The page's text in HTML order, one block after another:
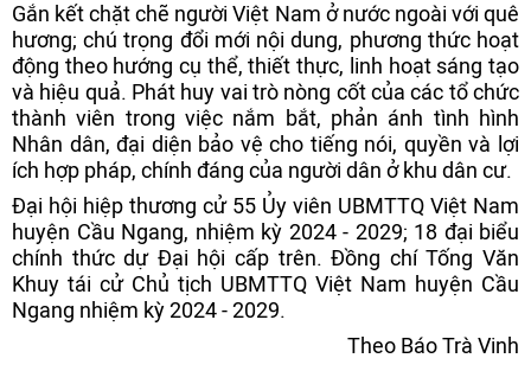
Gắn kết chặt chẽ người Việt Nam ở nước ngoài với quê
hương; chú trọng đổi mới nội dung, phương thức hoạt
động theo hướng cụ thể, thiết thực, linh hoạt sáng tạo
và hiệu quả. Phát huy vai trò nòng cốt của các tổ chức
thành viên trong việc nắm bắt, phản ánh tình hình
Nhân dân, đại diện bảo vệ cho tiếng nói, quyền và lợi
ích hợp pháp, chính đáng của người dân ở khu dân cư.
Đại hội hiệp thương cử 55 Ủy viên UBMTTQ Việt Nam
huyện Cầu Ngang, nhiệm kỳ 2024 - 2029; 18 đại biểu
chính thức dự Đại hội cấp trên. Đồng chí Tống Văn
Khuy tái cử Chủ tịch UBMTTQ Việt Nam huyện Cầu
Ngang nhiệm kỳ 2024 - 2029.
Theo Báo Trà Vinh